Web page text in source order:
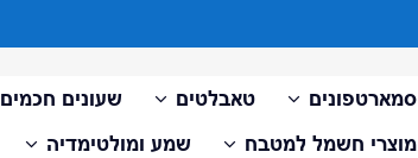
סמארטפונים טאבלטים שעונים חכמים
מוצרי חשמל למטבח
שמע ומולטימדיה